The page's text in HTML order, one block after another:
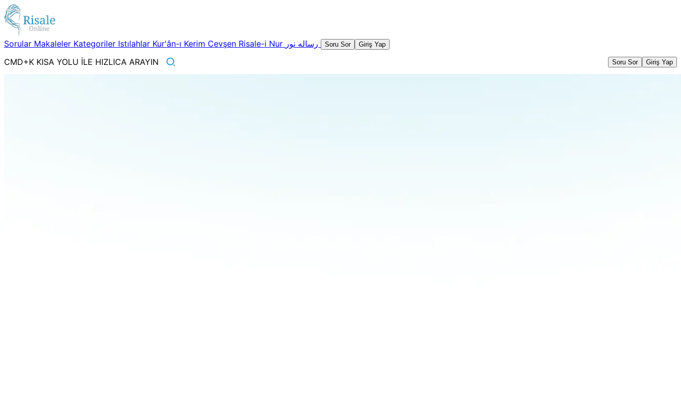
Sorular Makaleler Kategoriler Istılahlar Kur'ân-ı Kerim Cevşen Risale-i Nur Soru Sor Giriş Yap
CMD+K KISA YOLU İLE HIZLICA ARAYIN Soru Sor Giriş Yap